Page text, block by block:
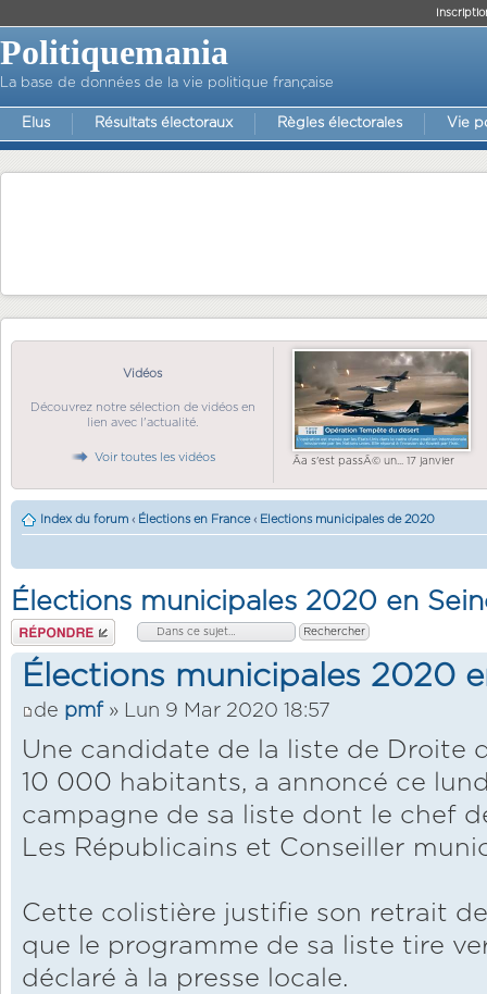
Politiquemania
La base de données de la vie politique française
Elus Résultats électoraux Règles électorales Vie
Vidéos
Découvrez notre sélection de vidéos en
lien avec l'actualité.
Voir toutes les vidéos Ãa s'est passÃ© un... 17 janvier
Index du forum ‹ Élections en France ‹ Elections municipales de 2020
Élections municipales 2020 en
Répondre
Élections municipales 2020
de pmf» Lun 9 Mar 2020 18:57
Une candidate de la liste de Droite
10 000 habitants, a annoncé ce
campagne de sa liste dont le chef
Les Républicains et Conseiller
Cette colistière justifie son retrait
que le programme de sa liste tire
déclaré à la presse locale.